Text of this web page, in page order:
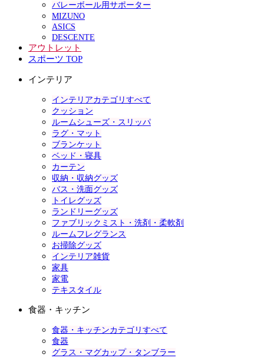
バレーボール用サポーター
MIZUNO
ASICS
DESCENTE
アウトレット
スポーツ TOP
インテリア
インテリアカテゴリすべて
クッション
ルームシューズ・スリッパ
ラグ・マット
ブランケット
ベッド・寝具
カーテン
収納・収納グッズ
バス・洗面グッズ
トイレグッズ
ランドリーグッズ
ファブリックミスト・洗剤・柔軟剤
ルームフレグランス
お掃除グッズ
インテリア雑貨
家具
家電
テキスタイル
食器・キッチン
食器・キッチンカテゴリすべて
食器
グラス・マグカップ・タンブラー